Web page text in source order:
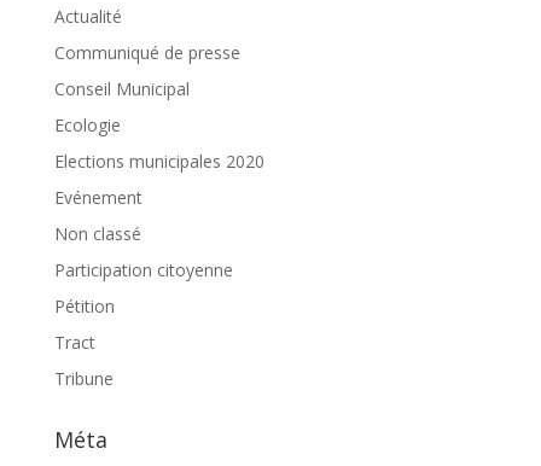
Actualité
Communiqué de presse
Conseil Municipal
Ecologie
Elections municipales 2020
Evénement
Non classé
Participation citoyenne
Pétition
Tract
Tribune
Méta